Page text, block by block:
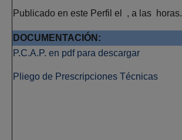
Publicado en este Perfil el , a las horas.
DOCUMENTACIÓN:
P.C.A.P. en pdf para descargar
Pliego de Prescripciones Técnicas